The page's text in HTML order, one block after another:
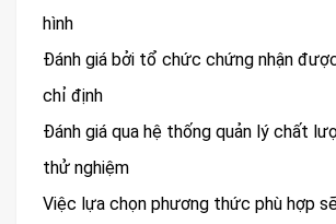
hình
Đánh giá bởi tổ chức chứng nhận
chỉ định
Đánh giá qua hệ thống quản lý chất
thử nghiệm
Việc lựa chọn phương thức phù hợp